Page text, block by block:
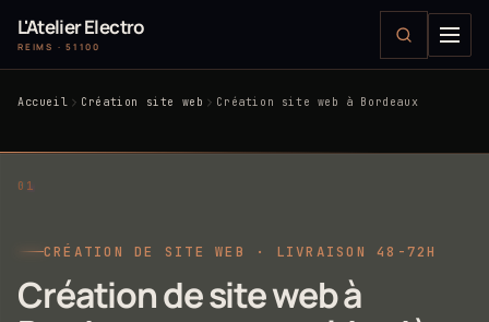
L'Atelier Electro
REIMS · 51100
Accueil Création site web Création site web à Bordeaux
CRÉATION DE SITE WEB · LIVRAISON 48-72H
Création de site web à